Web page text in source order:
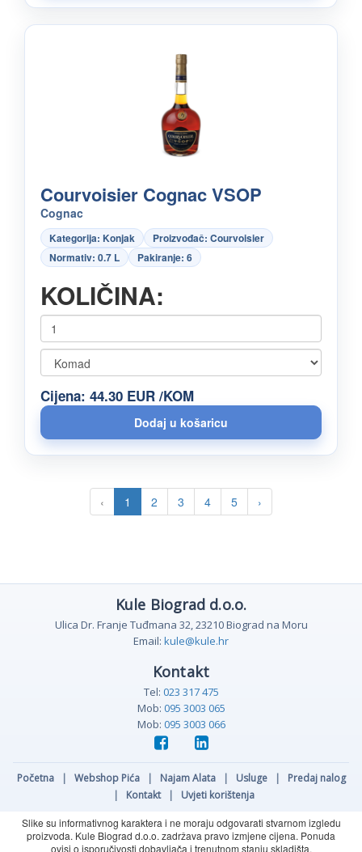
Courvoisier Cognac VSOP
Cognac
Kategorija: Konjak
Proizvođač: Courvoisier
Normativ: 0.7 L
Pakiranje: 6
KOLIČINA:
Cijena: 44.30 EUR /KOM
‹ 1 2 3 4 5 ›
Kule Biograd d.o.o.
Ulica Dr. Franje Tuđmana 32, 23210 Biograd na Moru
Email: kule@kule.hr
Kontakt
Tel: 023 317 475
Mob: 095 3003 065
Mob: 095 3003 066
Početna | Webshop Pića | Najam Alata | Usluge |
Predaj nalog
|
Kontakt |
Uvjeti korištenja
Slike su informativnog karaktera i ne moraju odgovarati stvarnom izgledu
proizvoda. Kule Biograd d.o.o. zadržava pravo izmjene cijena. Ponuda
ovisi o isporučivosti dobavljača i trenutnom stanju skladišta.